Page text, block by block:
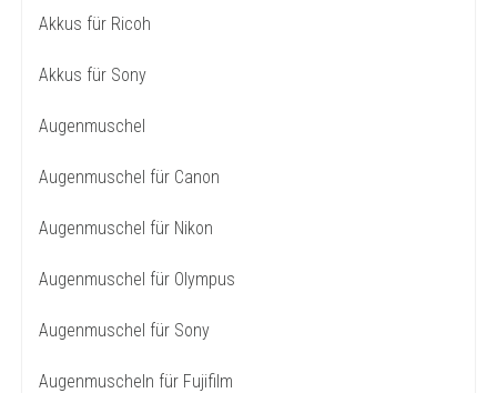
Akkus für Ricoh
Akkus für Sony
Augenmuschel
Augenmuschel für Canon
Augenmuschel für Nikon
Augenmuschel für Olympus
Augenmuschel für Sony
Augenmuscheln für Fujifilm